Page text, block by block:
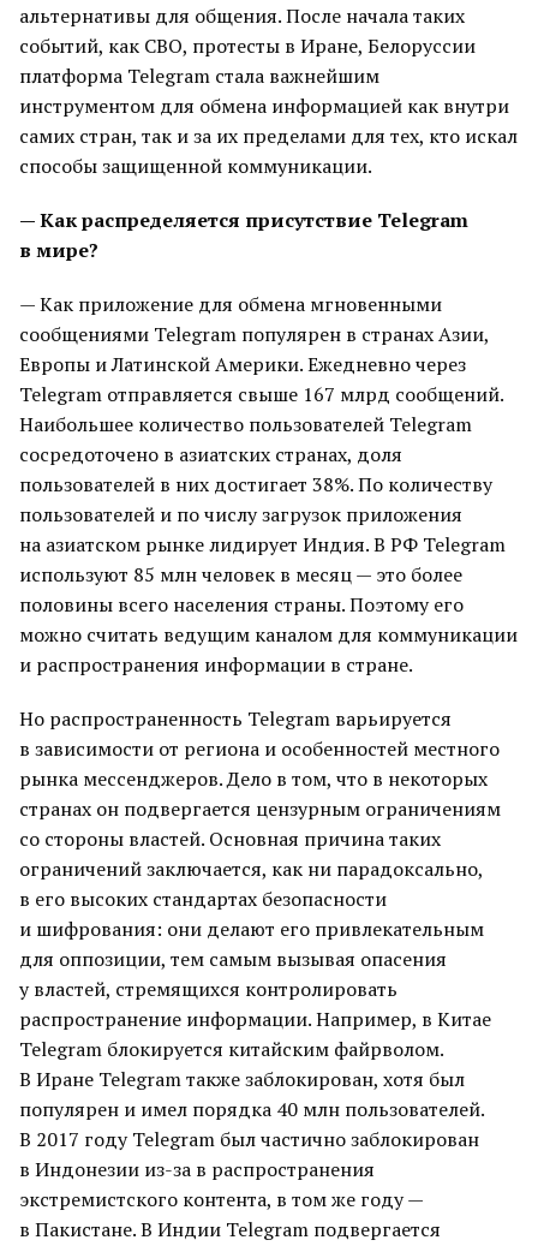
альтернативы для общения. После начала таких
событий, как СВО, протесты в Иране, Белоруссии
платформа Telegram стала важнейшим
инструментом для обмена информацией как внутри
самих стран, так и за их пределами для тех, кто искал
способы защищенной коммуникации.
— Как распределяется присутствие Telegram
в мире?
— Как приложение для обмена мгновенными
сообщениями Telegram популярен в странах Азии,
Европы и Латинской Америки. Ежедневно через
Telegram отправляется свыше 167 млрд сообщений.
Наибольшее количество пользователей Telegram
сосредоточено в азиатских странах, доля
пользователей в них достигает 38%. По количеству
пользователей и по числу загрузок приложения
на азиатском рынке лидирует Индия. В РФ Telegram
используют 85 млн человек в месяц — это более
половины всего населения страны. Поэтому его
можно считать ведущим каналом для коммуникации
и распространения информации в стране.
Но распространенность Telegram варьируется
в зависимости от региона и особенностей местного
рынка мессенджеров. Дело в том, что в некоторых
странах он подвергается цензурным ограничениям
со стороны властей. Основная причина таких
ограничений заключается, как ни парадоксально,
в его высоких стандартах безопасности
и шифрования: они делают его привлекательным
для оппозиции, тем самым вызывая опасения
у властей, стремящихся контролировать
распространение информации. Например, в Китае
Telegram блокируется китайским файрволом.
В Иране Telegram также заблокирован, хотя был
популярен и имел порядка 40 млн пользователей.
В 2017 году Telegram был частично заблокирован
в Индонезии из-за в распространения
экстремистского контента, в том же году —
в Пакистане. В Индии Telegram подвергается